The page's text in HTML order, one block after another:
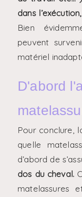
dans
Bien
peuvent
matériel
D'abord
Pour conclure,
quelle
d’abord de
dos du cheval.
matelassures